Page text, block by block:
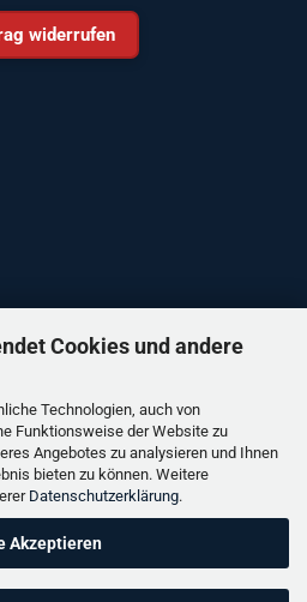
Cookies und andere
Technologien, auch von
Funktionsweise der Website zu
Angebotes zu analysieren und Ihnen
bieten zu können. Weitere
Datenschutzerklärung.
Akzeptieren
widerrufen